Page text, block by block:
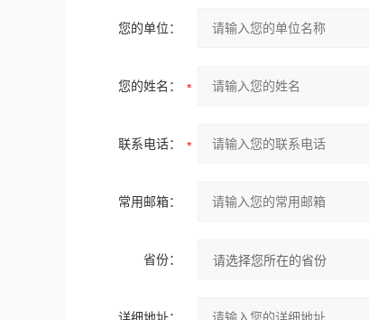
您的单位：
您的姓名：
联系电话：
常用邮箱：
省份：